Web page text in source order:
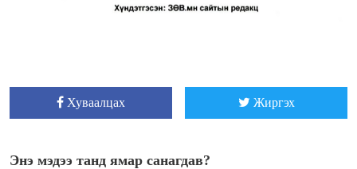
Хуваалцах Жиргэх
Энэ мэдээ танд ямар санагдав?